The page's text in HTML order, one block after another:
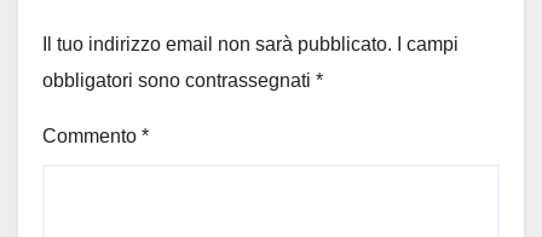
Il tuo indirizzo email non sarà pubblicato.
I campi
obbligatori sono contrassegnati *
Commento *